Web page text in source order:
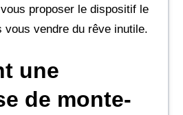
proposer le dispositif le
vous vendre du rêve inutile.
une
de monte-